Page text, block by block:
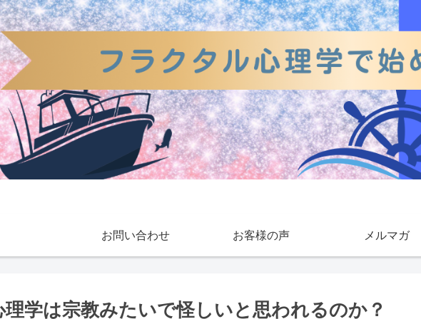
お問い合わせ お客様の声 メルマガ
学は宗教みたいで怪しいと思われるのか？